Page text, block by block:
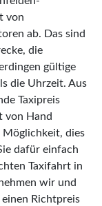
von
ab. Das sind
die
gültige
die Uhrzeit. Aus
Taxipreis
von Hand
Möglichkeit, dies
dafür einfach
Taxifahrt in
wir und
Richtpreis